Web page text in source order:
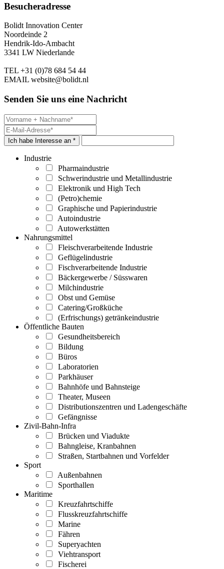
Besucheradresse
Bolidt Innovation Center
Noordeinde 2
Hendrik-Ido-Ambacht
3341 LW Niederlande
TEL +31 (0)78 684 54 44
EMAIL website@bolidt.nl
Senden Sie uns eine Nachricht
Ich habe Interesse an *
Industrie
Pharmaindustrie
Schwerindustrie und Metallindustrie
Elektronik und High Tech
(Petro)chemie
Graphische und Papierindustrie
Autoindustrie
Autowerkstätten
Nahrungsmittel
Fleischverarbeitende Industrie
Geflügelindustrie
Fischverarbeitende Industrie
Bäckergewerbe / Süsswaren
Milchindustrie
Obst und Gemüse
Catering/Großküche
(Erfrischungs) getränkeindustrie
Öffentliche Bauten
Gesundheitsbereich
Bildung
Büros
Laboratorien
Parkhäuser
Bahnhöfe und Bahnsteige
Theater, Museen
Distributionszentren und Ladengeschäfte
Gefängnisse
Zivil-Bahn-Infra
Brücken und Viadukte
Bahngleise, Kranbahnen
Straßen, Startbahnen und Vorfelder
Sport
Außenbahnen
Sporthallen
Maritime
Kreuzfahrtschiffe
Flusskreuzfahrtschiffe
Marine
Fähren
Superyachten
Viehtransport
Fischerei